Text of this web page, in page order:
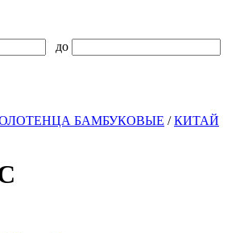
до
БАМБУКОВЫЕ /КИТАЙ